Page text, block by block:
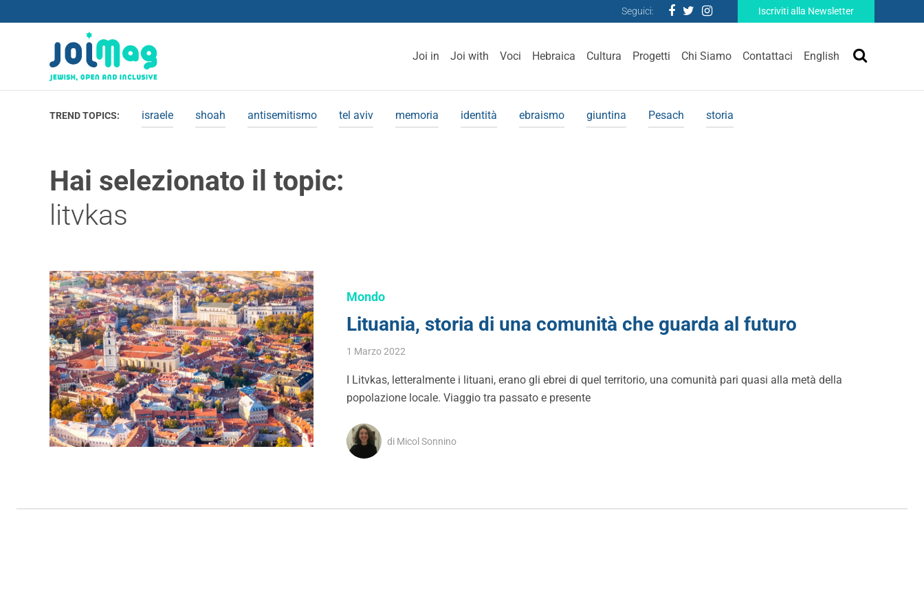
Seguici: Iscriviti alla Newsletter
Joi in Joi with Voci Hebraica Cultura Progetti Chi Siamo Contattaci English
TREND TOPICS: israele shoah antisemitismo tel aviv memoria identità ebraismo giuntina Pesach storia
Hai selezionato il topic:
litvkas
Mondo
Lituania, storia di una comunità che guarda al futuro
1 Marzo 2022
I Litvkas, letteralmente i lituani, erano gli ebrei di quel territorio, una comunità pari quasi alla metà della
popolazione locale. Viaggio tra passato e presente
di Micol Sonnino